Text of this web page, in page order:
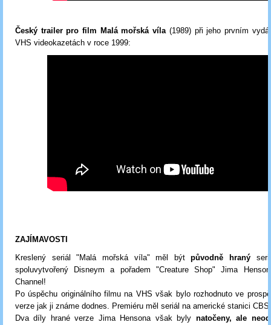
Český trailer pro film Malá mořská víla(1989) při jeho prvním
VHS videokazetách v roce 1999:
ZAJÍMAVOSTI
Kreslený seriál "Malá mořská víla" měl býtpůvodně hraný
spoluvytvořený Disneym a pořadem "Creature Shop" Jima
Channel!
Po úspěchu originálního filmu na VHS však bylo rozhodnuto ve
verze jak ji známe dodnes. Premiéru měl seriál na americké stanici CBS.
Dva díly hrané verze Jima Hensona však byly natočeny, ale